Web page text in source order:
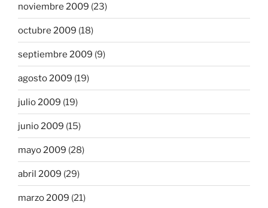
noviembre 2009 (23)
octubre 2009 (18)
septiembre 2009 (9)
agosto 2009 (19)
julio 2009 (19)
junio 2009 (15)
mayo 2009 (28)
abril 2009 (29)
marzo 2009 (21)